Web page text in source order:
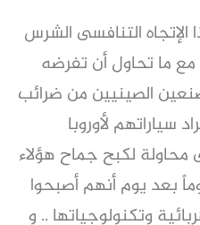
التنافسى الشرس
ما تحاول أن تفرضه
الصينيين من ضرائب
لأوروبا
محاولة لكبح جماح هؤلاء
بعد يوم أنهم أصبحوا
وتكنولوجياتها .. و